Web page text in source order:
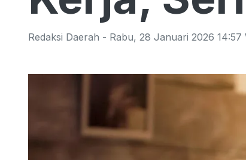
Redaksi Daerah - Rabu, 28 Januari 2026 14:57